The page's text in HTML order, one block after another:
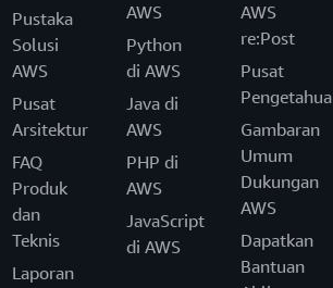
Pustaka
Solusi
AWS
Pusat
Arsitektur
FAQ
Produk
dan
Teknis
Laporan
AWS
Python
di AWS
Java di
AWS
PHP di
AWS
JavaScript
di AWS
AWS
re:Post
Pusat
Gambaran
Umum
Dukungan
AWS
Dapatkan
Bantuan